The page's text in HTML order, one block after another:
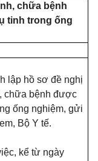
chữa bệnh
tinh trong ống
lập hồ sơ đề nghị
chữa bệnh được
ống nghiệm, gửi
Bộ Y tế.
kể từ ngày